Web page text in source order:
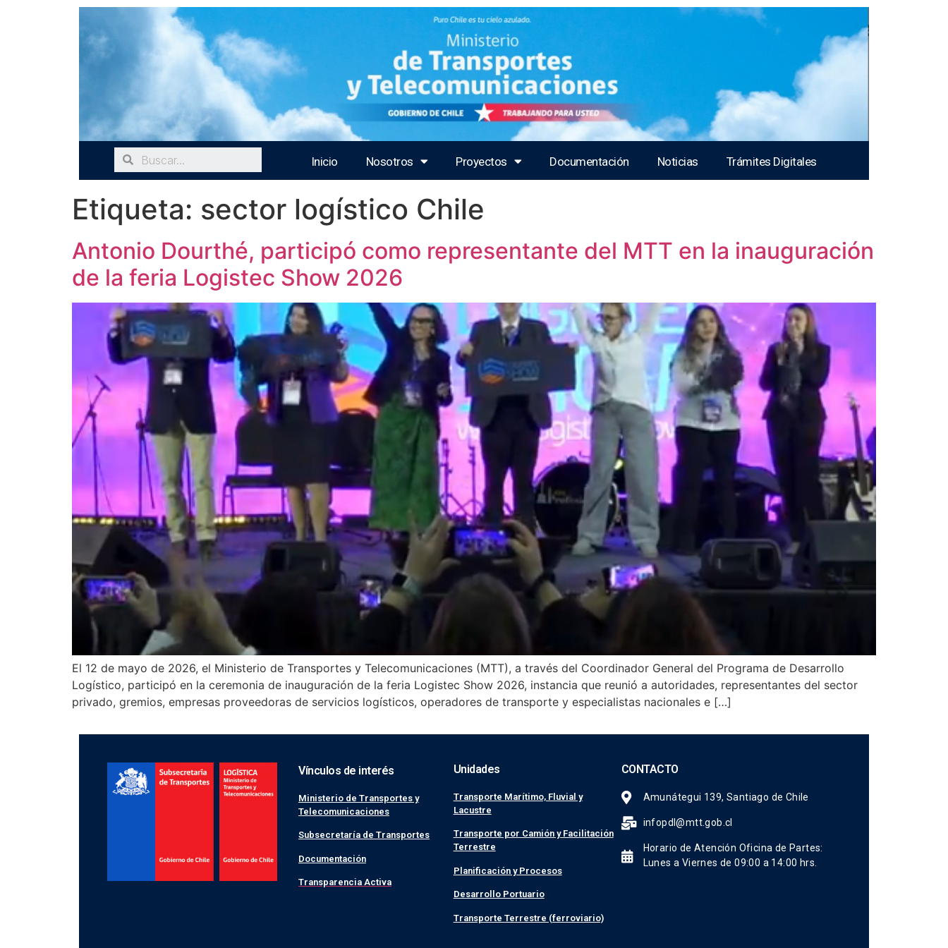
Inicio Nosotros Proyectos Documentación Noticias Trámites Digitales
Etiqueta: sector logístico Chile
Antonio Dourthé, participó como representante del MTT en la inauguración
de la feria Logistec Show 2026
El 12 de mayo de 2026, el Ministerio de Transportes y Telecomunicaciones (MTT), a través del Coordinador General del Programa de Desarrollo
Logístico, participó en la ceremonia de inauguración de la feria Logistec Show 2026, instancia que reunió a autoridades, representantes del sector
privado, gremios, empresas proveedoras de servicios logísticos, operadores de transporte y especialistas nacionales e […]
Vínculos de interés
Ministerio de Transportes y
Telecomunicaciones
Subsecretaría de Transportes
Documentación
Transparencia Activa
Unidades
Transporte Marítimo, Fluvial y
Lacustre
Transporte por Camión y Facilitación
Terrestre
Planificación y Procesos
Desarrollo Portuario
Transporte Terrestre (ferroviario)
CONTACTO
Amunátegui 139, Santiago de Chile
infopdl@mtt.gob.cl
Horario de Atención Oficina de Partes:
Lunes a Viernes de 09:00 a 14:00 hrs.